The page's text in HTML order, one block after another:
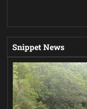
Snippet News